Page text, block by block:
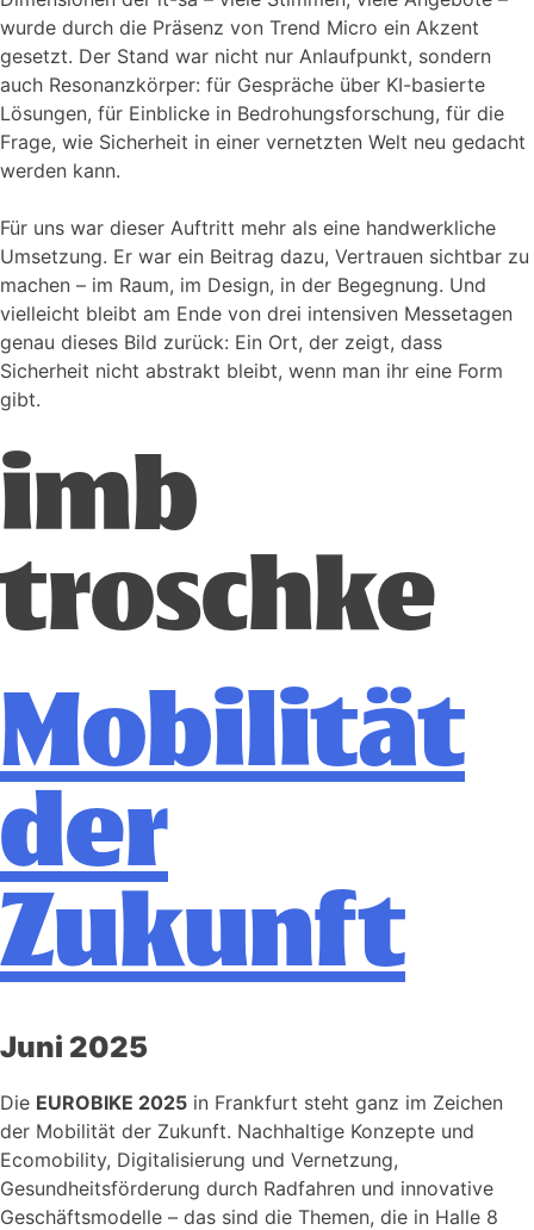
wurde durch die Präsenz von Trend Micro ein Akzent
gesetzt. Der Stand war nicht nur Anlaufpunkt, sondern
auch Resonanzkörper: für Gespräche über KI-basierte
Lösungen, für Einblicke in Bedrohungsforschung, für die
Frage, wie Sicherheit in einer vernetzten Welt neu gedacht
werden kann.
Für uns war dieser Auftritt mehr als eine handwerkliche
Umsetzung. Er war ein Beitrag dazu, Vertrauen sichtbar zu
machen – im Raum, im Design, in der Begegnung. Und
vielleicht bleibt am Ende von drei intensiven Messetagen
genau dieses Bild zurück: Ein Ort, der zeigt, dass
Sicherheit nicht abstrakt bleibt, wenn man ihr eine Form
gibt.
imb
troschke
Mobilität
der
Zukunft
Juni 2025
Die EUROBIKE 2025 in Frankfurt steht ganz im Zeichen
der Mobilität der Zukunft. Nachhaltige Konzepte und
Ecomobility, Digitalisierung und Vernetzung,
Gesundheitsförderung durch Radfahren und innovative
Geschäftsmodelle – das sind die Themen, die in Halle 8